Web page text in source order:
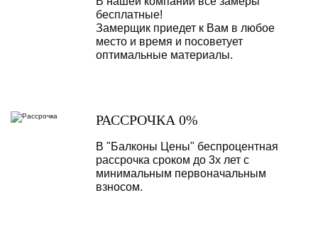
бесплатные!
Замерщик приедет к Вам в любое
место и время и посоветует
оптимальные материалы.
РАССРОЧКА 0%
В "Балконы Цены" беспроцентная
рассрочка сроком до 3х лет с
минимальным первоначальным
взносом.